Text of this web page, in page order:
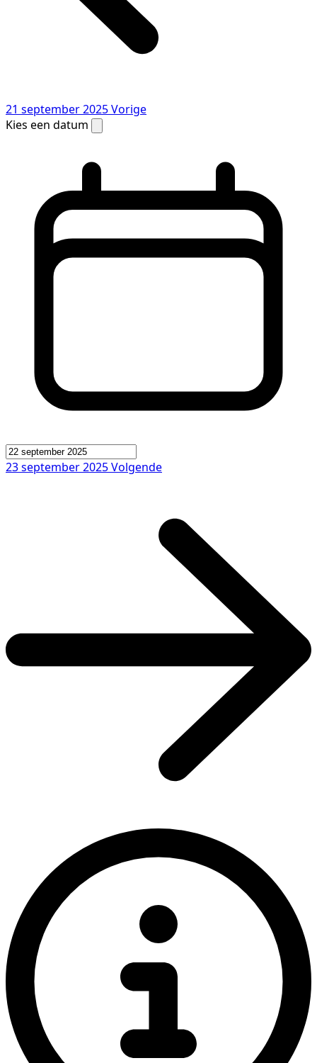
21 september 2025Vorige
Kies een datum
23 september 2025Volgende